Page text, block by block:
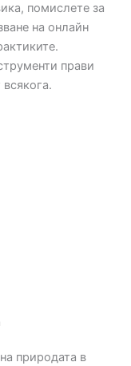
помислете за
на онлайн
прави
природата в